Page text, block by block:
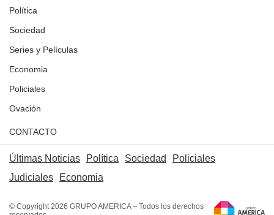
Política
Sociedad
Series y Películas
Economia
Policiales
Ovación
CONTACTO
Últimas Noticias Política Sociedad
Policiales
Judiciales
Economia
© Copyright 2026 GRUPO AMERICA – Todos los derechos